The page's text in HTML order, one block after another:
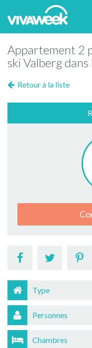
Appartement 2
ski Valberg
Retour à la liste
Type
Personnes
Chambres